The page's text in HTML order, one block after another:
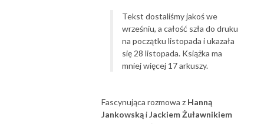
Tekst dostaliśmy jakoś we
wrześniu, a całość szła do druku
na początku listopada i ukazała
się 28 listopada. Książka ma
mniej więcej 17 arkuszy.
Fascynująca rozmowa z Hanną
JankowskąiJackiem Żuławnikiem